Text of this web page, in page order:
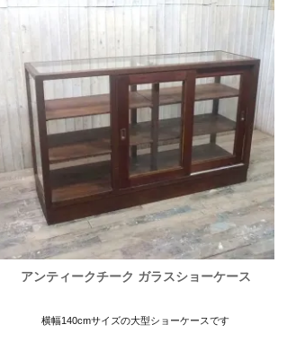
アンティークチーク ガラスショーケース
横幅140cmサイズの大型ショーケースです